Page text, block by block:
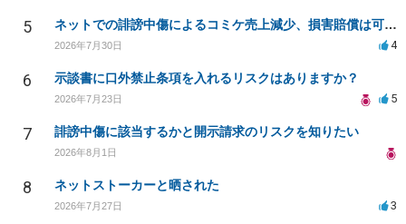
5 ネットでの誹謗中傷によるコミケ売上減少、損害賠償は可能か？
2026年7月30日 4
6 示談書に口外禁止条項を入れるリスクはありますか？
2026年7月23日 5
7 誹謗中傷に該当するかと開示請求のリスクを知りたい
2026年8月1日
8 ネットストーカーと晒された
2026年7月27日 3